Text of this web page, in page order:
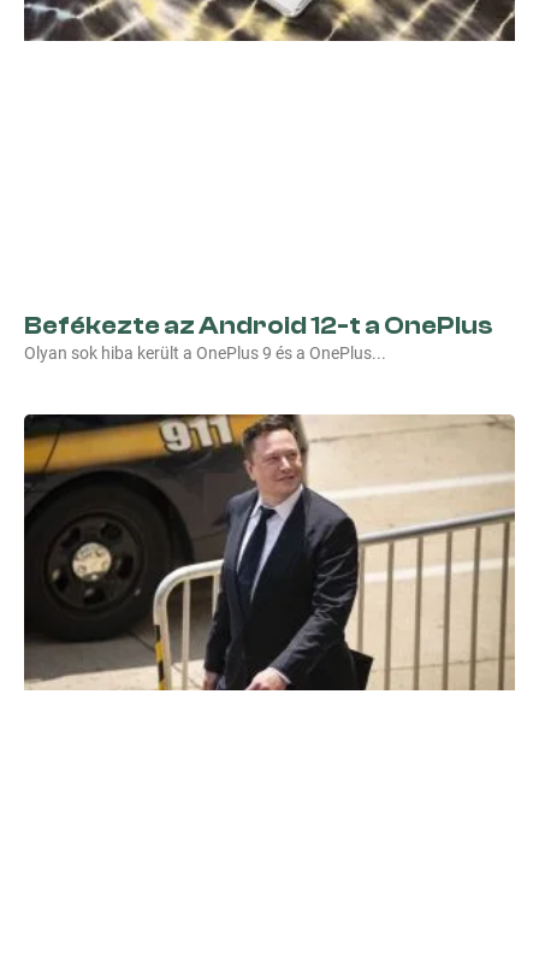
Befékezte az Android 12-t a OnePlus
Olyan sok hiba került a OnePlus 9 és a OnePlus